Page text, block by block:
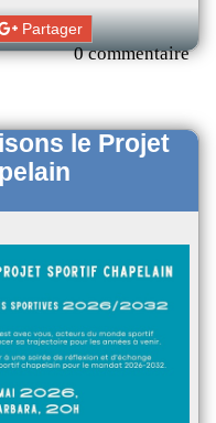
Partager
0 commentaire
le Projet